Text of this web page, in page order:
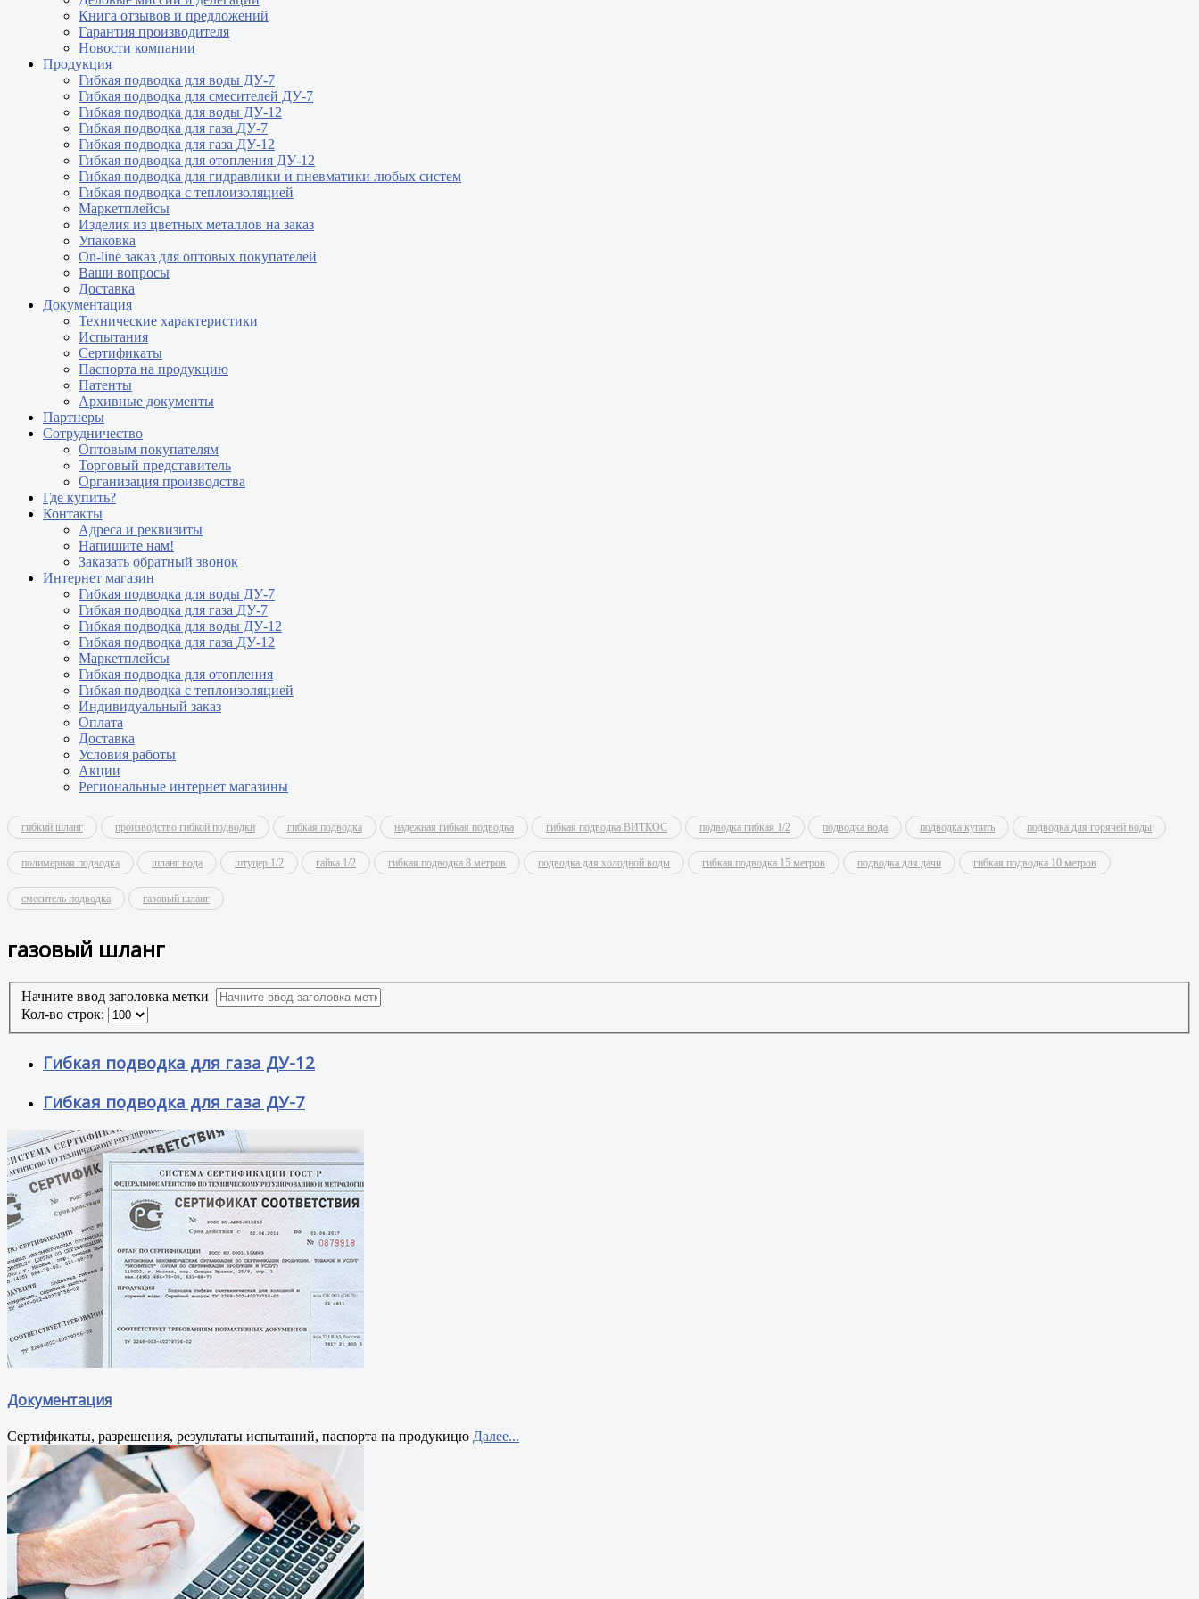
Книга отзывов и предложений
Гарантия производителя
Новости компании
Продукция
Гибкая подводка для воды ДУ-7
Гибкая подводка для смесителей ДУ-7
Гибкая подводка для воды ДУ-12
Гибкая подводка для газа ДУ-7
Гибкая подводка для газа ДУ-12
Гибкая подводка для отопления ДУ-12
Гибкая подводка для гидравлики и пневматики любых систем
Гибкая подводка с теплоизоляцией
Маркетплейсы
Изделия из цветных металлов на заказ
Упаковка
On-line заказ для оптовых покупателей
Ваши вопросы
Доставка
Документация
Технические характеристики
Испытания
Сертификаты
Паспорта на продукцию
Патенты
Архивные документы
Партнеры
Сотрудничество
Оптовым покупателям
Торговый представитель
Организация производства
Где купить?
Контакты
Адреса и реквизиты
Напишите нам!
Заказать обратный звонок
Интернет магазин
Гибкая подводка для воды ДУ-7
Гибкая подводка для газа ДУ-7
Гибкая подводка для воды ДУ-12
Гибкая подводка для газа ДУ-12
Маркетплейсы
Гибкая подводка для отопления
Гибкая подводка с теплоизоляцией
Индивидуальный заказ
Оплата
Доставка
Условия работы
Акции
Региональные интернет магазины
гибкий шланг производство гибкой подводки гибкая подводка надежная гибкая подводка гибкая подводка ВИТКОС подводка гибкая 1/2 подводка вода подводка купить подводка для горячей воды
полимерная подводка шланг вода штуцер 1/2 гайка 1/2 гибкая подводка 8 метров подводка для холодной воды гибкая подводка 15 метров подводка для дачи гибкая подводка 10 метров
смеситель подводка газовый шланг
газовый шланг
Начните ввод заголовка метки
Кол-во строк:
Гибкая подводка для газа ДУ-12
Гибкая подводка для газа ДУ-7
Документация
Сертификаты, разрешения, результаты испытаний, паспорта на продукицю Далее...